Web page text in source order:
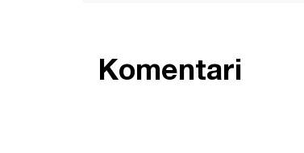
Komentari